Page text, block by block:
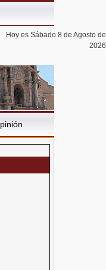
Hoy es Sábado 8 de Agosto de
2026